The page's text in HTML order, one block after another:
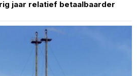
jaar relatief betaalbaarder